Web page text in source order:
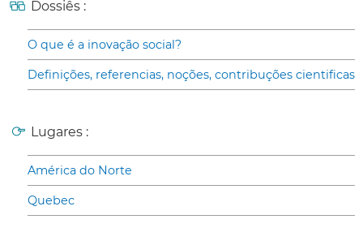
Dossiês :
O que é a inovação social?
Definições, referencias, noções, contribuções cientificas
Lugares :
América do Norte
Quebec